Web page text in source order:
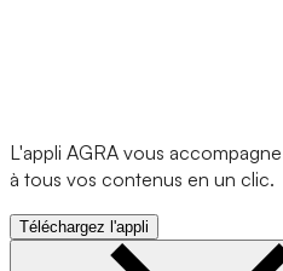
L'appli AGRA vous
à tous vos contenus en un clic.
Téléchargez l'appli